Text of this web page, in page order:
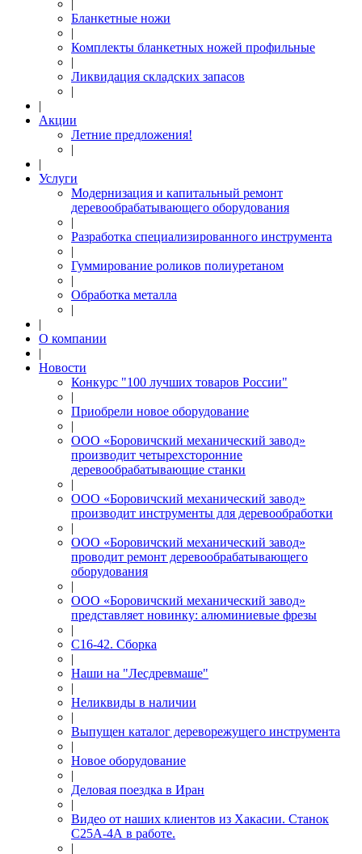
|
Бланкетные ножи
|
Комплекты бланкетных ножей профильные
|
Ликвидация складских запасов
|
|
Акции
Летние предложения!
|
|
Услуги
Модернизация и капитальный ремонт
деревообрабатывающего оборудования
|
Разработка специализированного инструмента
|
Гуммирование роликов полиуретаном
|
Обработка металла
|
|
О компании
|
Новости
Конкурс "100 лучших товаров России"
|
Приобрели новое оборудование
|
ООО «Боровичский механический завод»
производит четырехсторонние
деревообрабатывающие станки
|
ООО «Боровичский механический завод»
производит инструменты для деревообработки
|
ООО «Боровичский механический завод»
проводит ремонт деревообрабатывающего
оборудования
|
ООО «Боровичский механический завод»
представляет новинку: алюминиевые фрезы
|
С16-42. Сборка
|
Наши на "Лесдревмаше"
|
Неликвиды в наличии
|
Выпущен каталог дереворежущего инструмента
|
Новое оборудование
|
Деловая поездка в Иран
|
Видео от наших клиентов из Хакасии. Станок
С25А-4А в работе.
|